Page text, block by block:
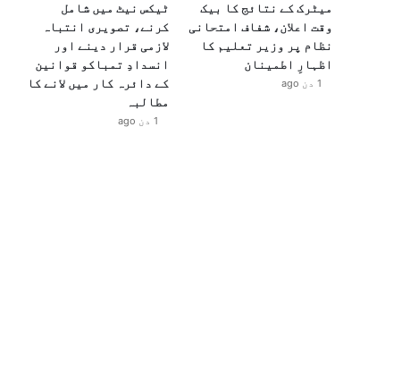
میٹرک کے نتائج کا بیک
وقت اعلان، شفاف امتحانی
نظام پر وزیر تعلیم کا
اظہارِ اطمینان
1 دن ago
ٹیکس نیٹ میں شامل
کرنے، تصویری انتباہ
لازمی قرار دینے اور
انسدادِ تمباکو قوانین
کے دائرہ کار میں لانے کا
مطالبہ
1 دن ago